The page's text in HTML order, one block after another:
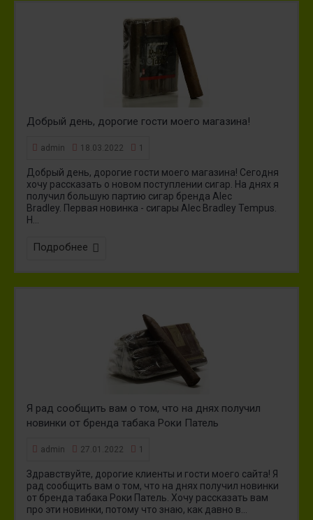
Добрый день, дорогие гости моего магазина!
admin 18.03.2022 1
Добрый день, дорогие гости моего магазина! Сегодня
хочу рассказать о новом поступлении сигар. На днях я
получил большую партию сигар бренда Alec
Bradley. Первая новинка - сигары Alec Bradley Tempus.
H...
Подробнее
Я рад сообщить вам о том, что на днях получил
новинки от бренда табака Роки Патель
admin 27.01.2022 1
Здравствуйте, дорогие клиенты и гости моего сайта! Я
рад сообщить вам о том, что на днях получил новинки
от бренда табака Роки Патель. Хочу рассказать вам
про эти новинки, потому что знаю, как давно в...